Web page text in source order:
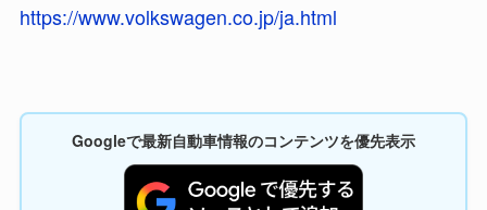
https://www.volkswagen.co.jp/ja.html
Googleで最新自動車情報のコンテンツを優先表示